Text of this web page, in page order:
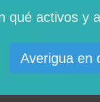
qué activos y
Averigua en